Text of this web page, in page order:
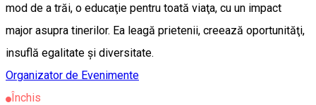
mod de a trăi, o educaţie pentru toată viaţa, cu un impact
major asupra tinerilor. Ea leagă prietenii, creează oportunităţi,
insuflă egalitate şi diversitate.
Organizator de Evenimente
Închis